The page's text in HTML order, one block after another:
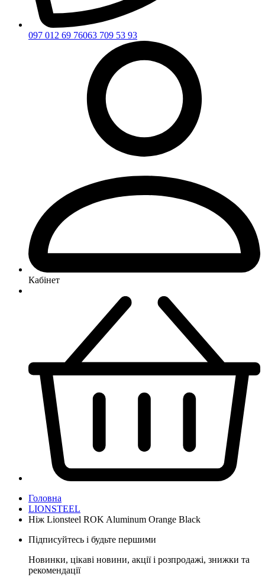
097 012 69 76063 709 53 93
Кабінет
Головна
LIONSTEEL
Ніж Lionsteel ROK Aluminum Orange Black
Підписуйтесь і будьте першими
Новинки, цікаві новини, акції і розпродажі, знижки та
рекомендації